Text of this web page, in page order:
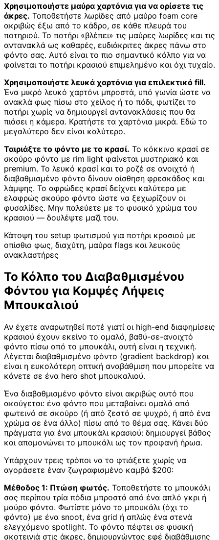
Χρησιμοποιήστε μαύρα χαρτόνια για να ορίσετε τις
άκρες. Τοποθετήστε λωρίδες από μαύρο foam core
ακριβώς έξω από το κάδρο, σε κάθε πλευρά του
ποτηριού. Το ποτήρι «βλέπει» τις μαύρες λωρίδες και τις
αντανακλά ως καθαρές, ευδιάκριτες άκρες πάνω στο
φόντο σας. Αυτό είναι το πιο σημαντικό κόλπο για να
φαίνεται το ποτήρι κρασιού επιμελημένο και όχι τυχαίο.
Χρησιμοποιήστε λευκά χαρτόνια για επιλεκτικό fill.
Ένα μικρό λευκό χαρτόνι μπροστά, υπό γωνία ώστε να
ανακλά φως πίσω στο χείλος ή το πόδι, φωτίζει το
ποτήρι χωρίς να δημιουργεί αντανακλάσεις που θα
πιάσει η κάμερα. Κρατήστε τα χαρτόνια μικρά. Εδώ το
μεγαλύτερο δεν είναι καλύτερο.
Ταιριάξτε το φόντο με το κρασί. Το κόκκινο κρασί σε
σκούρο φόντο με rim light φαίνεται μυστηριακό και
premium. Το λευκό κρασί και το ροζέ σε ανοιχτό ή
διαβαθμισμένο φόντο δίνουν αίσθηση φρεσκάδας και
λάμψης. Το αφρώδες κρασί δείχνει καλύτερα με
ελαφρώς σκούρο φόντο ώστε να ξεχωρίζουν οι
φυσαλίδες. Μην παλεύετε με το φυσικό χρώμα του
κρασιού — δουλέψτε μαζί του.
Κάτοψη του setup φωτισμού για ποτήρι κρασιού με
οπίσθιο φως, διαχύτη, μαύρα flags και λευκούς
ανακλαστήρες
Το Κόλπο του Διαβαθμισμένου
Φόντου για Κομψές Λήψεις
Μπουκαλιού
Αν έχετε αναρωτηθεί ποτέ γιατί οι high-end διαφημίσεις
κρασιού έχουν εκείνο το ομαλό, βαθύ-σε-ανοιχτό
φόντο πίσω από το μπουκάλι, αυτή είναι η τεχνική.
Λέγεται διαβαθμισμένο φόντο (gradient backdrop) και
είναι η ευκολότερη οπτική αναβάθμιση που μπορείτε να
κάνετε σε ένα hero shot μπουκαλιού.
Ένα διαβαθμισμένο φόντο είναι ακριβώς αυτό που
ακούγεται: ένα φόντο που μεταβαίνει ομαλά από
φωτεινό σε σκούρο (ή από ζεστό σε ψυχρό, ή από ένα
χρώμα σε ένα άλλο) πίσω από το θέμα σας. Κάνει δύο
πράγματα για ένα μπουκάλι κρασιού: δημιουργεί βάθος
και απομονώνει το μπουκάλι ως τον προφανή ήρωα.
Υπάρχουν τρεις τρόποι να το φτιάξετε χωρίς να
αγοράσετε έναν ζωγραφισμένο καμβά $200:
Μέθοδος 1: Πτώση φωτός. Τοποθετήστε το μπουκάλι
σας περίπου τρία πόδια μπροστά από ένα απλό γκρι ή
μαύρο φόντο. Φωτίστε μόνο το μπουκάλι (όχι το
φόντο) με ένα snoot, ένα grid ή απλώς ένα στενά
ελεγχόμενο spotlight. Το φόντο πέφτει σε φυσική
σκοτεινιά στις άκρες, δημιουργώντας εφέ διαβάθμισης